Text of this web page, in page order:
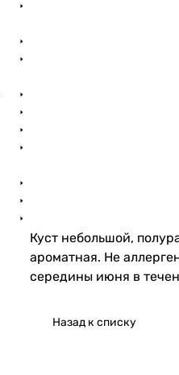
Куст небольшой,
ароматная. Не
середины июня в
Назад к списку